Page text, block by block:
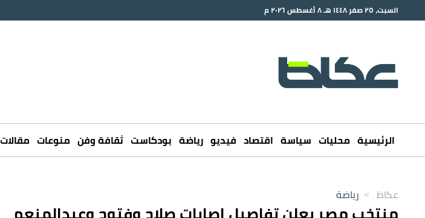
السبت، ٢٥ صفر ١٤٤٨ هـ ٨ أغسطس ٢٠٢٦ م
الرئيسية محليات سياسة اقتصاد فيديو رياضة بودكاست ثقافة وفن منوعات مقالات
عكاظ > رياضة